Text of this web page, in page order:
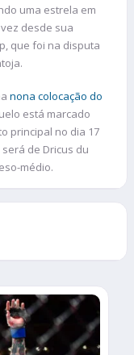
uma estrela em
desde sua
que foi na disputa
nona colocação do
está marcado
principal no dia 17
de Dricus du
médio.